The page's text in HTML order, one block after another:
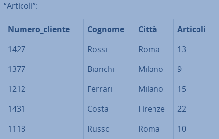
“Articoli”:
Numero_cliente Cognome Città
Articoli
1427
Rossi Roma
13
1377
Bianchi Milano
9
1212
Ferrari Milano
15
1431
Costa Firenze
22
1118
Russo Roma 10